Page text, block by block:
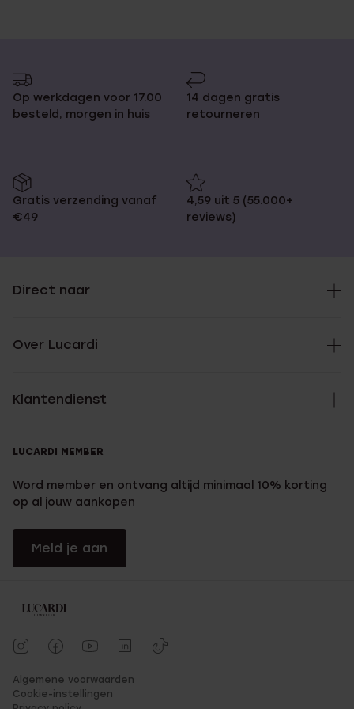
Op werkdagen voor 17.00
besteld, morgen in huis
14 dagen gratis
retourneren
Gratis verzending vanaf
€49
4,59 uit 5 (55.000+
reviews)
Direct naar
Over Lucardi
Klantendienst
LUCARDI MEMBER
Word member en ontvang altijd minimaal 10% korting
op al jouw aankopen
Meld je aan
Algemene voorwaarden
Cookie-instellingen